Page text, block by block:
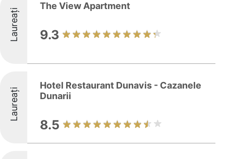
Laureați
The View Apartment
9.3
Laureați
Hotel Restaurant Dunavis - Cazanele
Dunarii
8.5